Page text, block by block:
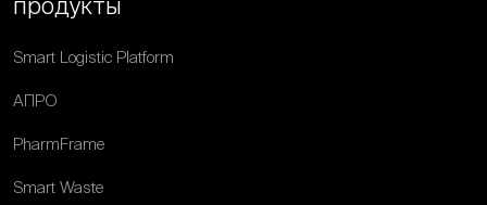
Smart Logistic Platform
АПРО
PharmFrame
Smart Waste